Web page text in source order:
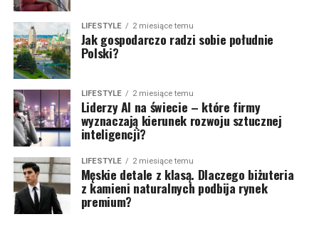
LIFESTYLE 2 miesiące temu
Jak gospodarczo radzi sobie południe
Polski?
LIFESTYLE 2 miesiące temu
Liderzy AI na świecie – które firmy
wyznaczają kierunek rozwoju sztucznej
inteligencji?
LIFESTYLE 2 miesiące temu
Męskie detale z klasą. Dlaczego biżuteria
z kamieni naturalnych podbija rynek
premium?